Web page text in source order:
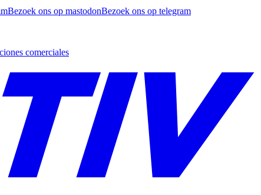
Bezoek ons op mastodonBezoek ons op telegram
comerciales